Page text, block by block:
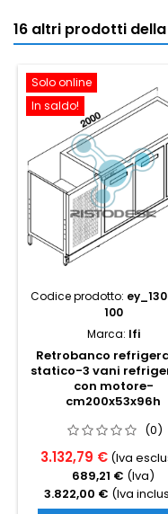
16 altri prodotti
Solo online
In saldo!
Codice prodotto:
100
Marca: Ifi
Retrobanco
statico-3 vani
con motore-
cm200x53x96h
(0)
3.132,79 € (Iva
689,21 € (Iva)
3.822,00 € (Iva